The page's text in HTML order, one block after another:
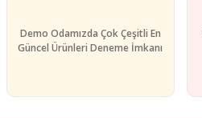
Demo Odamızda Çok Çeşitli En
Güncel Ürünleri Deneme İmkanı